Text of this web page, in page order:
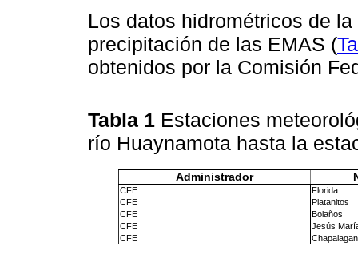
Los datos hidrométricos de
precipitación de las EMAS (
obtenidos por la Comisión
Tabla 1 Estaciones
río Huaynamota hasta la
Administrador
CFE
Florida
CFE
Platanitos
CFE
Bolaños
CFE
Jesús
CFE